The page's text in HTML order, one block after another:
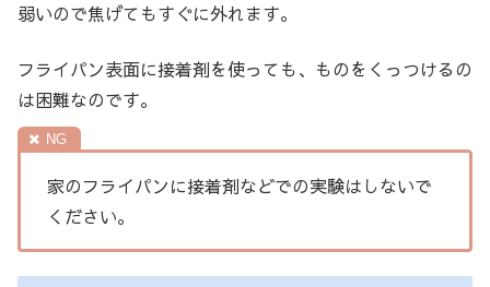
弱いので焦げてもすぐに外れます。
フライパン表面に接着剤を使っても、ものをくっつけるの
は困難なのです。
家のフライパンに接着剤などでの実験はしないで
ください。